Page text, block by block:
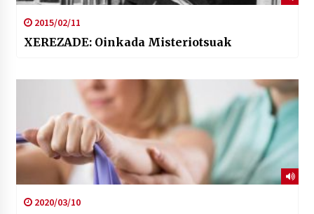
2015/02/11
XEREZADE: Oinkada Misteriotsuak
2020/03/10